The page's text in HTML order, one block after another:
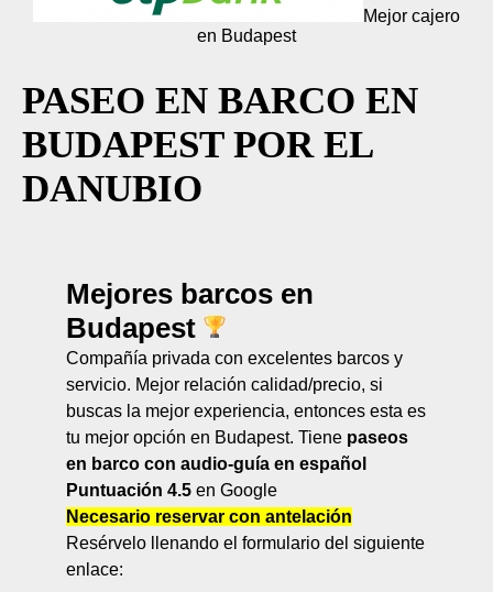
Mejor cajero
en Budapest
PASEO EN BARCO EN
BUDAPEST POR EL
DANUBIO
Mejores barcos en
Budapest
Compañía privada con excelentes barcos y
servicio. Mejor relación calidad/precio, si
buscas la mejor experiencia, entonces esta es
tu mejor opción en Budapest. Tiene paseos
en barco con audio-guía en español
Puntuación 4.5 en Google
Necesario reservar con antelación
Resérvelo llenando el formulario del siguiente
enlace: